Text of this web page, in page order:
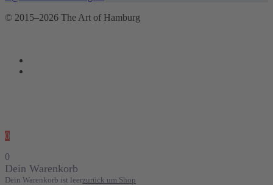
© 2015–2026 The Art of Hamburg
0
0
Dein Warenkorb
Dein Warenkorb ist leerzurück um Shop